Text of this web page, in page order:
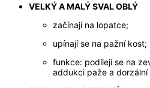
VELKÝ A MALÝ SVAL OBLÝ
začínají na lopatce;
upínají se na pažní kost;
funkce: podílejí se na
addukci paže a dorzální